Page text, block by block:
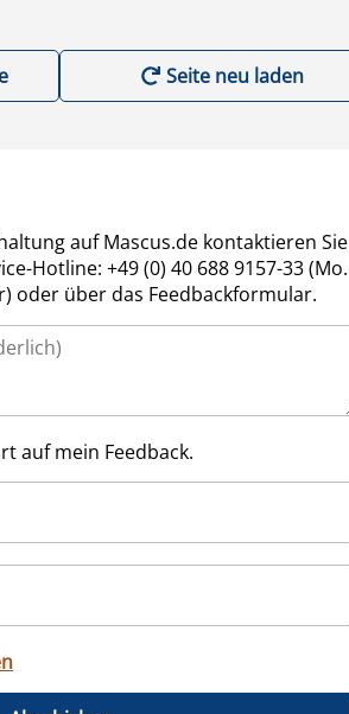
Seite neu laden
auf Mascus.de kontaktieren Sie
Hotline: +49 (0) 40 688 9157-33 (Mo.
oder über das Feedbackformular.
auf mein Feedback.